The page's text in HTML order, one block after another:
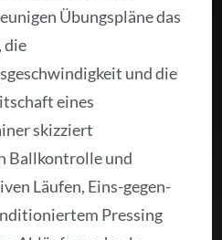
Übungspläne das
die
und die
eines
skizziert
Ballkontrolle und
Läufen, Eins-gegen-
Pressing